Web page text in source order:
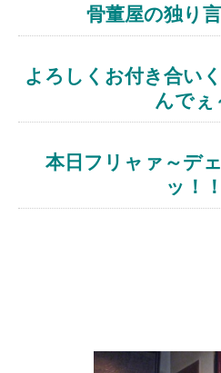
骨董屋の独り
よろしくお付き合い
んでぇ
本日フリャァ～デ
ッ！